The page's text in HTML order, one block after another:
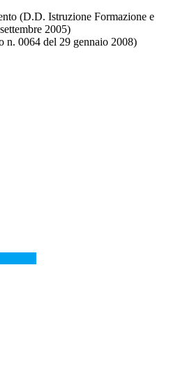
(D.D. Istruzione Formazione e
2005)
n. 0064 del 29 gennaio 2008)